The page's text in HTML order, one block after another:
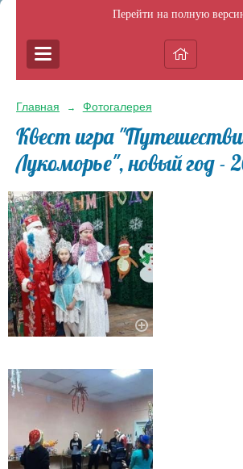
Перейти на полную
Главная → Фотогалерея
Квест игра
Лукоморье", новый год -